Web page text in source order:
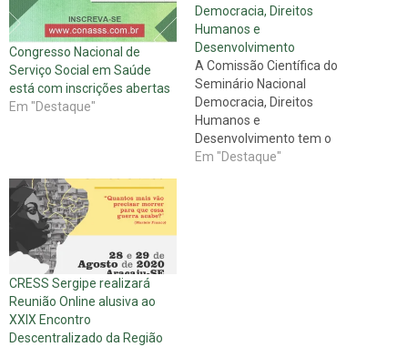
Congresso Nacional de
Serviço Social em Saúde
está com inscrições abertas
Em "Destaque"
Democracia, Direitos
Humanos e
Desenvolvimento
A Comissão Científica do
Seminário Nacional
Democracia, Direitos
Humanos e
Desenvolvimento tem o
prazer de divulgar a relação
Em "Destaque"
CRESS Sergipe realizará
Reunião Online alusiva ao
XXIX Encontro
Descentralizado da Região